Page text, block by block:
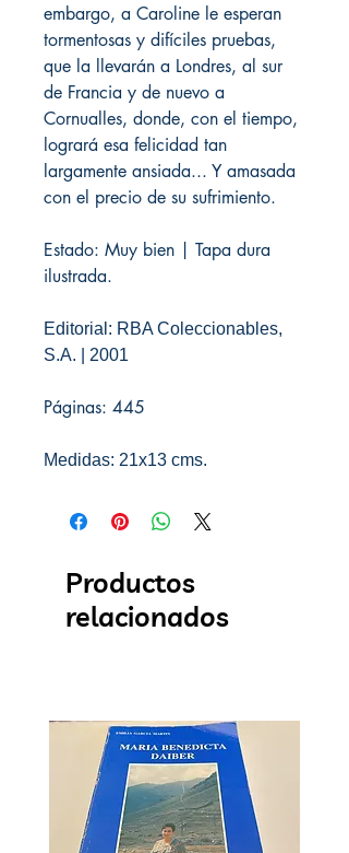
embargo, a Caroline le esperan
tormentosas y difíciles pruebas,
que la llevarán a Londres, al sur
de Francia y de nuevo a
Cornualles, donde, con el tiempo,
logrará esa felicidad tan
largamente ansiada... Y amasada
con el precio de su sufrimiento.
Estado: Muy bien | Tapa dura
ilustrada.
Editorial: RBA Coleccionables,
S.A. | 2001
Páginas: 445
Medidas: 21x13 cms.
Productos
relacionados